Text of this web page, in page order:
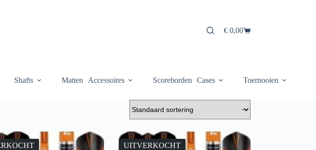
Winkelwagen
€0,00
Shafts Matten Accessoires Scoreborden Cases Toernooien
UITVERKOCHT